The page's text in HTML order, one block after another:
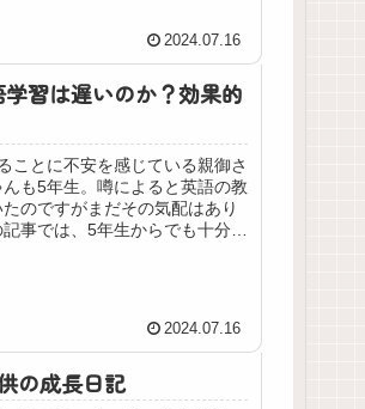
2024.07.16
習は遅いのか？効果的
ことに不安を感じている親御さ
も5年生。噂によると英語の教
のですがまだその気配はあり
事では、5年生からでも十分に
2024.07.16
の成長日記